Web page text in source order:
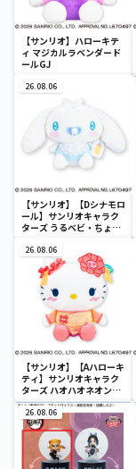
【サンリオ】ハローキテ
ィ マジカルラベンダード
ールGJ
26.08.06
【サンリオ】【Dシナモロ
ール】サンリオキャラク
ターズ うるベビ・ちょい
26.08.06
【サンリオ】【Aハローキ
ティ】サンリオキャラク
ターズ ハオハオネオンタ
ウンドールBIGタイプ1
26.08.06